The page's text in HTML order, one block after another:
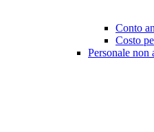
Conto
Costo
Personale non